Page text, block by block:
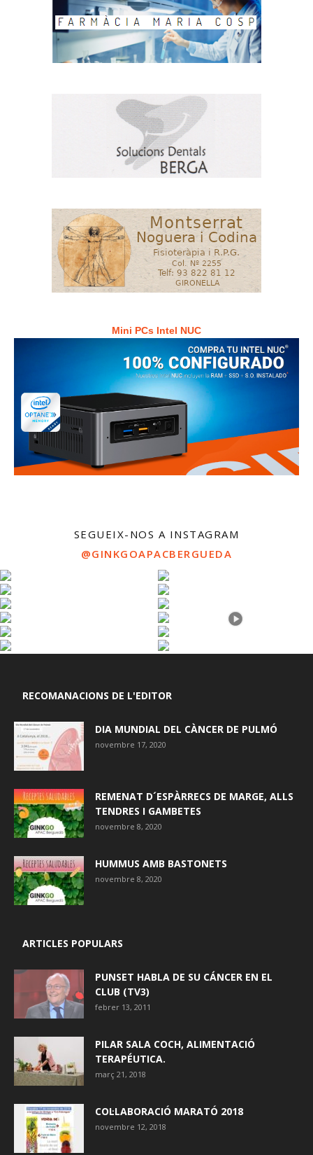
Mini PCs Intel NUC
SEGUEIX-NOS A INSTAGRAM
@GINKGOAPACBERGUEDA
RECOMANACIONS DE L'EDITOR
DIA MUNDIAL DEL CÀNCER DE PULMÓ
novembre 17, 2020
REMENAT D´ESPÀRRECS DE MARGE, ALLS
TENDRES I GAMBETES
novembre 8, 2020
HUMMUS AMB BASTONETS
novembre 8, 2020
ARTICLES POPULARS
PUNSET HABLA DE SU CÁNCER EN EL
CLUB (TV3)
febrer 13, 2011
PILAR SALA COCH, ALIMENTACIÓ
TERAPÉUTICA.
març 21, 2018
COL·LABORACIÓ MARATÓ 2018
novembre 12, 2018